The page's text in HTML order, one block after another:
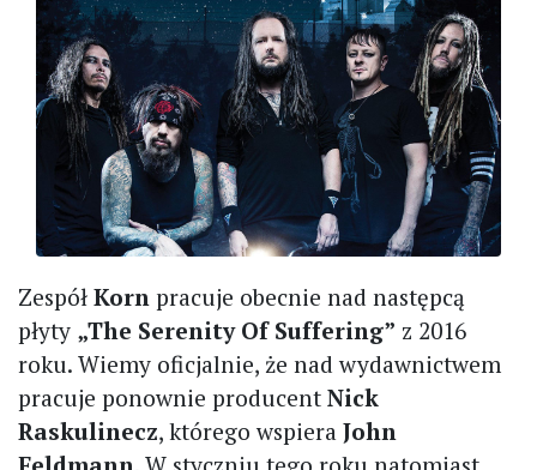
Zespół Korn pracuje obecnie nad następcą
płyty „The Serenity Of Suffering” z 2016
roku. Wiemy oficjalnie, że nad wydawnictwem
pracuje ponownie producent Nick
Raskulinecz, którego wspiera John